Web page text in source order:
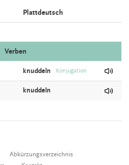
Plattdeutsch
Verben
knuddeln Konjugation
knuddeln
Abkürzungsverzeichnis